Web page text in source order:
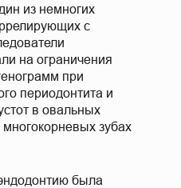
из немногих
с
на ограничения
при
периодонтита и
в овальных
зубах
была